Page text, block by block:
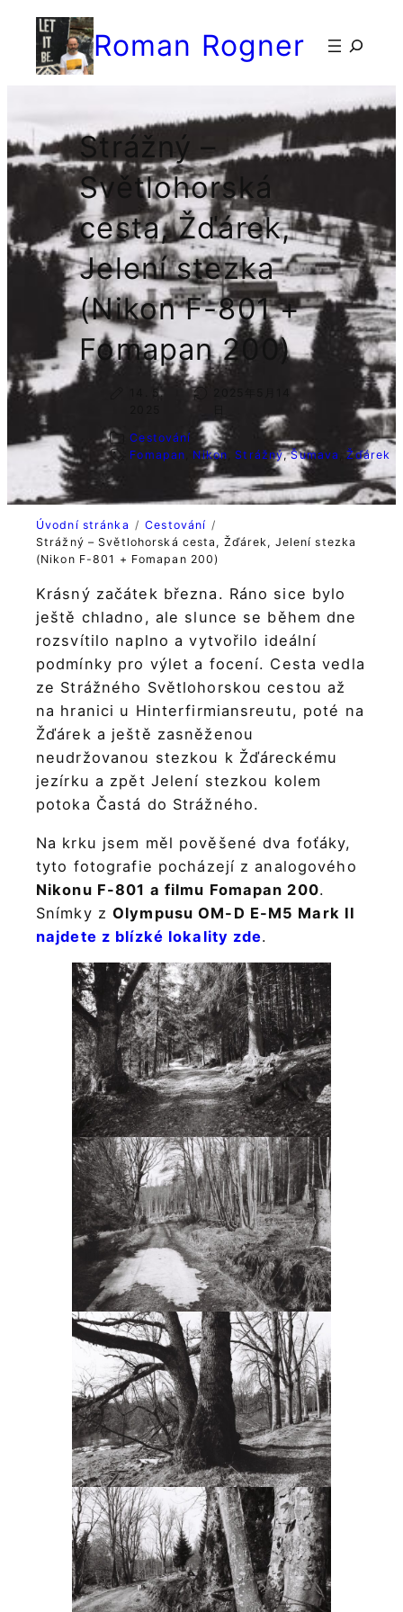
Přeskočit
obsah
Roman Rogner
検
Strážný –
Světlohorská
cesta, Žďárek,
Jelení stezka
(Nikon F-801 +
Fomapan 200)
14. 5.
Cestování
Fomapan
Nikon Strážný, Šumava , Žďárek
Úvodní stránka
Cestování
Strážný – Světlohorská cesta, Žďárek, Jelení stezka
(Nikon F-801 + Fomapan 200)
Krásný začátek března. Ráno sice bylo
ještě chladno, ale slunce se během dne
rozsvítilo naplno a vytvořilo ideální
podmínky pro výlet a focení. Cesta vedla
ze Strážného Světlohorskou cestou až
na hranici u Hinterfirmiansreutu, poté na
Žďárek a ještě zasněženou
neudržovanou stezkou k Žďáreckému
jezírku a zpět Jelení stezkou kolem
potoka Častá do Strážného.
Na krku jsem měl pověšené dva foťáky,
tyto fotografie pocházejí z analogového
Nikonu F-801 a filmu Fomapan 200.
Snímky zOlympusu OM-D E-M5 Mark II
najdete z blízké lokality zde.